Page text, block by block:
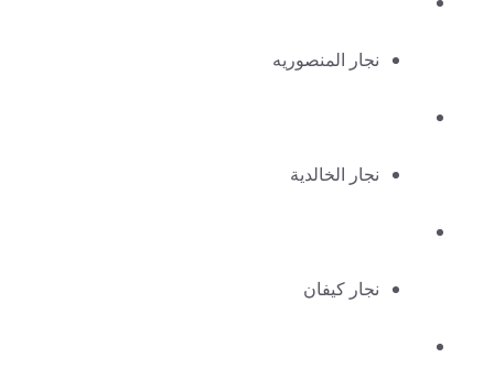
نجار المنصوريه
نجار الخالدية
نجار كيفان